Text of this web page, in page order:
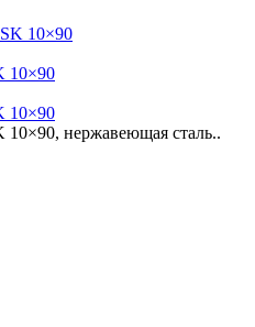
10×90
10×90
нержавеющая сталь..